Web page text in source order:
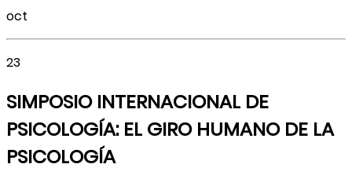
oct
23
SIMPOSIO INTERNACIONAL DE
PSICOLOGÍA: EL GIRO HUMANO DE LA
PSICOLOGÍA